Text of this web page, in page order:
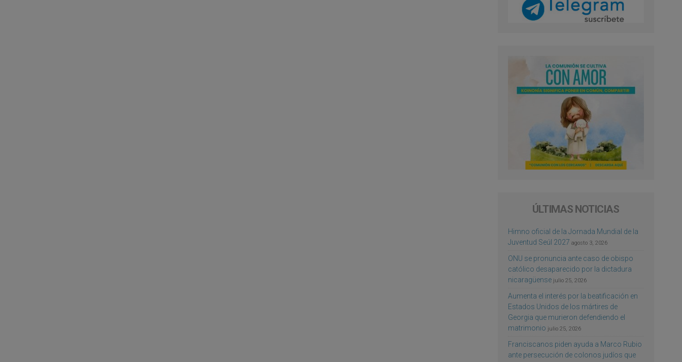
ÚLTIMAS NOTICIAS
Himno oficial de la Jornada Mundial de la
Juventud Seúl 2027 agosto 3, 2026
ONU se pronuncia ante caso de obispo
católico desaparecido por la dictadura
nicaragüense julio 25, 2026
Aumenta el interés por la beatificación en
Estados Unidos de los mártires de
Georgia que murieron defendiendo el
matrimonio julio 25, 2026
Franciscanos piden ayuda a Marco Rubio
ante persecución de colonos judíos que